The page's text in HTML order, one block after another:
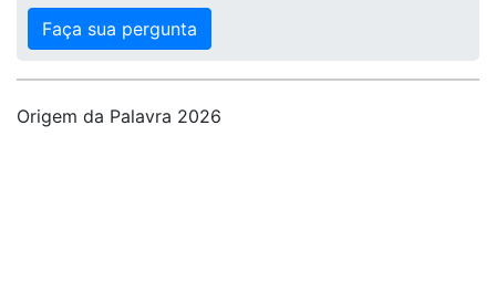
Faça sua pergunta
Origem da Palavra 2026